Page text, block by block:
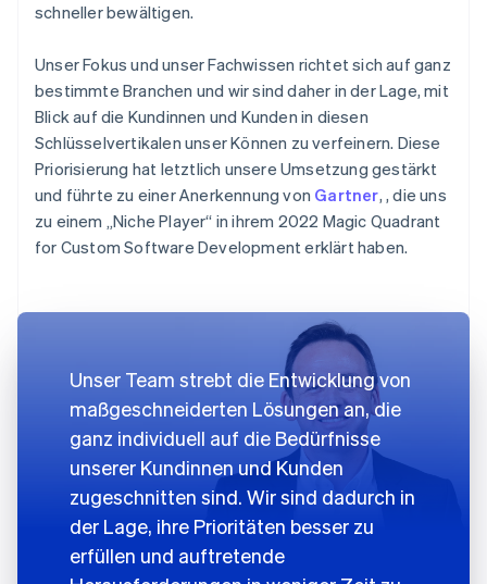
schneller bewältigen.
Unser Fokus und unser Fachwissen richtet sich auf ganz
bestimmte Branchen und wir sind daher in der Lage, mit
Blick auf die Kundinnen und Kunden in diesen
Schlüsselvertikalen unser Können zu verfeinern. Diese
Priorisierung hat letztlich unsere Umsetzung gestärkt
und führte zu einer Anerkennung von Gartner, , die uns
zu einem „Niche Player“ in ihrem 2022 Magic Quadrant
for Custom Software Development erklärt haben.
Unser Team strebt die Entwicklung von
maßgeschneiderten Lösungen an, die
ganz individuell auf die Bedürfnisse
unserer Kundinnen und Kunden
zugeschnitten sind. Wir sind dadurch in
der Lage, ihre Prioritäten besser zu
erfüllen und auftretende